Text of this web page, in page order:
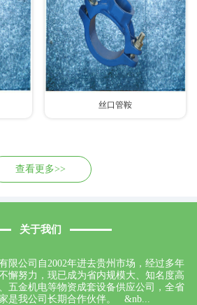
丝口管鞍
查看更多>>
关于我们
公司自2002年进去贵州市场，经过多年
懈努力，现已成为省内规模大、知名度高
五金机电等物资成套设备供应公司，全省
是我公司长期合作伙伴。 &nb...